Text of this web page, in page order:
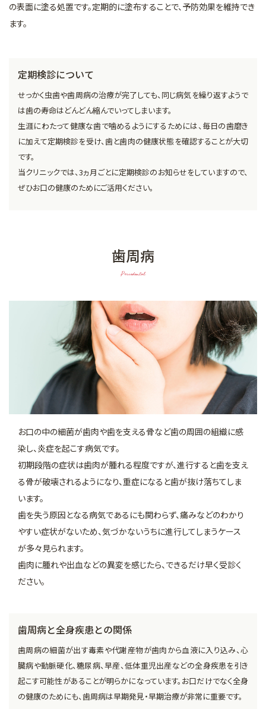
の表面に塗る処置です。定期的に塗布することで、予防効果を維持でき
ます。
定期検診について
せっかく虫歯や歯周病の治療が完了しても、同じ病気を繰り返すようで
は歯の寿命はどんどん縮んでいってしまいます。
生涯にわたって健康な歯で噛めるようにするためには、毎日の歯磨き
に加えて定期検診を受け、歯と歯肉の健康状態を確認することが大切
です。
当クリニックでは、3ヵ月ごとに定期検診のお知らせをしていますので、
ぜひお口の健康のためにご活用ください。
歯周病
Periodontal
お口の中の細菌が歯肉や歯を支える骨など歯の周囲の組織に感
染し、炎症を起こす病気です。
初期段階の症状は歯肉が腫れる程度ですが、進行すると歯を支え
る骨が破壊されるようになり、重症になると歯が抜け落ちてしま
います。
歯を失う原因となる病気であるにも関わらず、痛みなどのわかり
やすい症状がないため、気づかないうちに進行してしまうケース
が多々見られます。
歯肉に腫れや出血などの異変を感じたら、できるだけ早く受診く
ださい。
歯周病と全身疾患との関係
歯周病の細菌が出す毒素や代謝産物が歯肉から血液に入り込み、心
臓病や動脈硬化、糖尿病、早産、低体重児出産などの全身疾患を引き
起こす可能性があることが明らかになっています。お口だけでなく全身
の健康のためにも、歯周病は早期発見・早期治療が非常に重要です。